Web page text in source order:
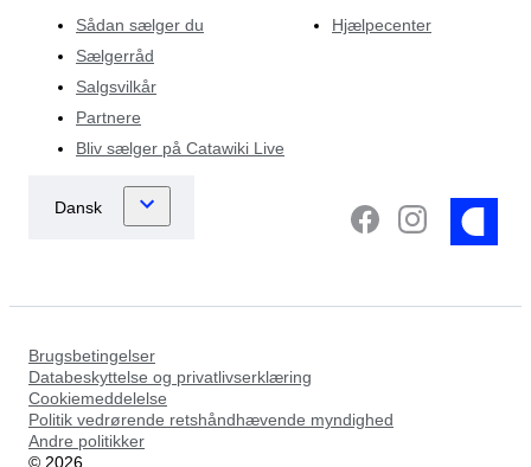
Sådan sælger du
Sælgerråd
Salgsvilkår
Partnere
Bliv sælger på Catawiki Live
Hjælpecenter
Brugsbetingelser
Databeskyttelse og privatlivserklæring
Cookiemeddelelse
Politik vedrørende retshåndhævende myndighed
Andre politikker
© 2026